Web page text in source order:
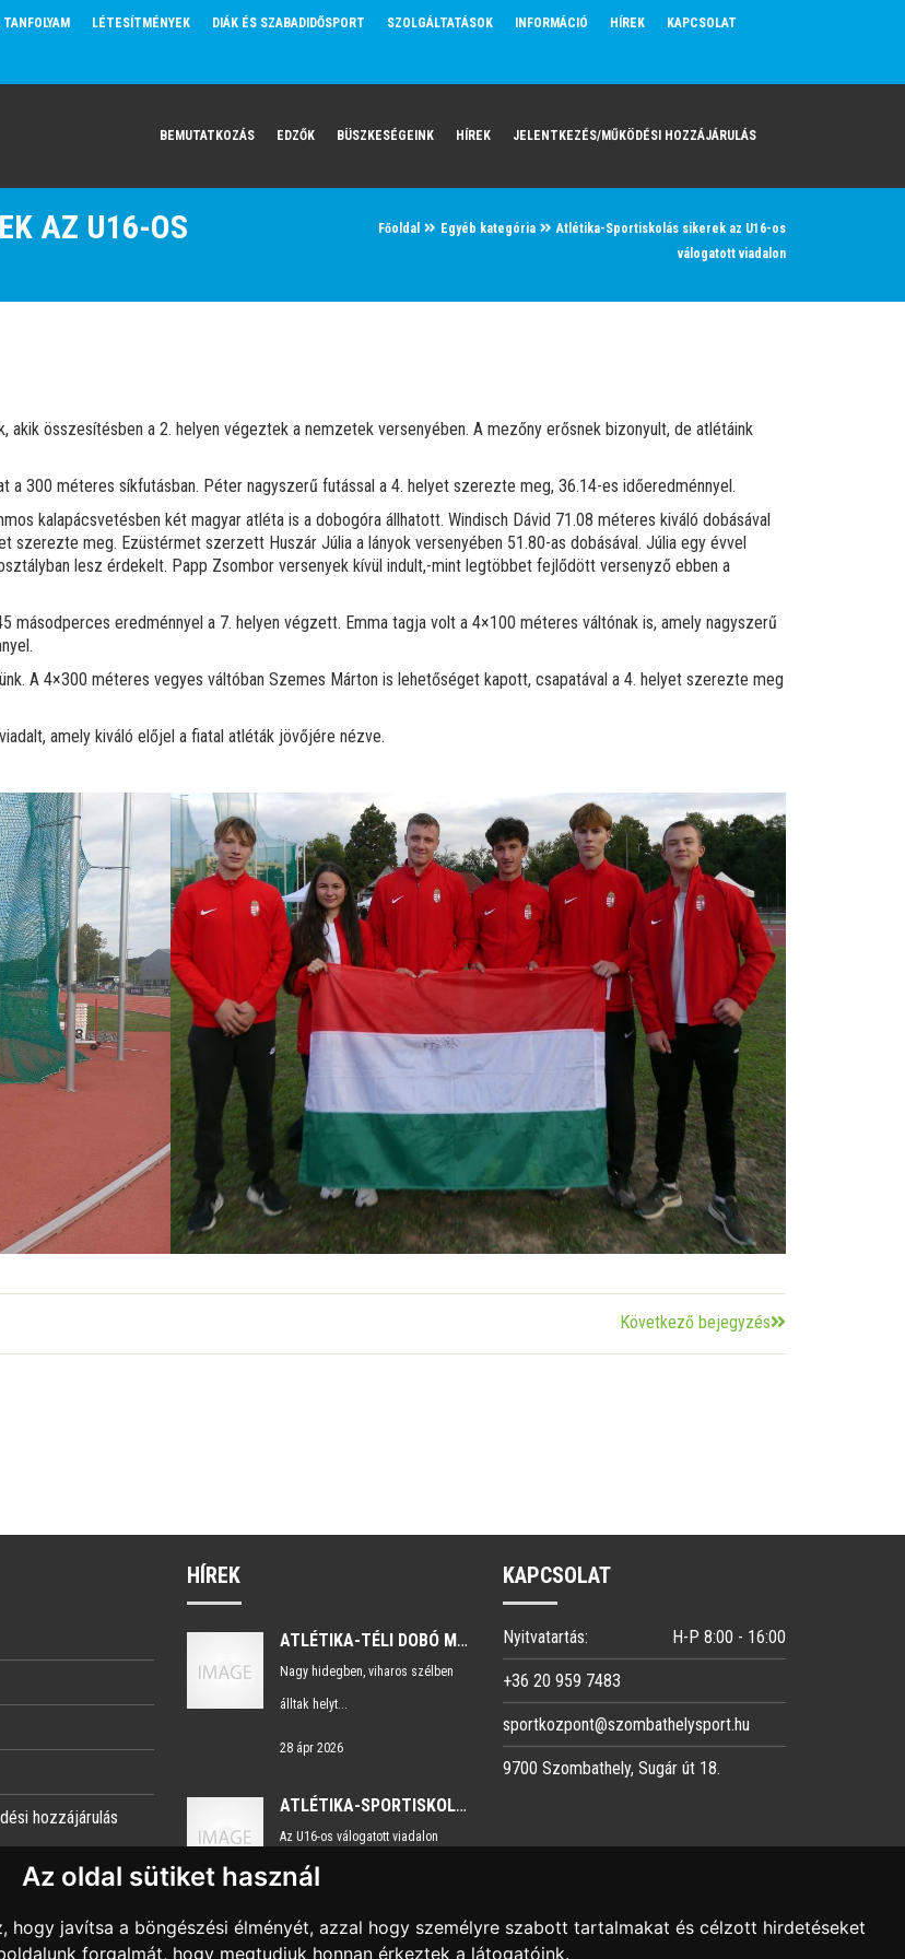
Az oldal sütiket használ
javítsa a böngészési élményét, azzal hogy személyre szabott tartalmakat és célzott hirdetéseket
forgalmát, hogy megtudjuk honnan érkeztek a látogatóink.
LÉTESÍTMÉNYEK DIÁK ÉS SZABADIDŐSPORT SZOLGÁLTATÁSOK INFORMÁCIÓ HÍREK KAPCSOLAT
BEMUTATKOZÁS EDZŐK BÜSZKESÉGEINK HÍREK JELENTKEZÉS/MŰKÖDÉSI HOZZÁJÁRULÁS
AZ U16-OS
Főoldal Egyéb kategória
Atlétika-Sportiskolás sikerek az U16-os
válogatott viadalon
összesítésben a 2. helyen végeztek a nemzetek versenyében. A mezőny erősnek bizonyult, de atlétáink
a 300 méteres síkfutásban. Péter nagyszerű futással a 4. helyet szerezte meg, 36.14-es időeredménnyel.
kalapácsvetésben két magyar atléta is a dobogóra állhatott. Windisch Dávid 71.08 méteres kiváló dobásával
meg. Ezüstérmet szerzett Huszár Júlia a lányok versenyében 51.80-as dobásával. Júlia egy évvel
lesz érdekelt. Papp Zsombor versenyek kívül indult,-mint legtöbbet fejlődött versenyző ebben a
másodperces eredménnyel a 7. helyen végzett. Emma tagja volt a 4×100 méteres váltónak is, amely nagyszerű
A 4×300 méteres vegyes váltóban Szemes Márton is lehetőséget kapott, csapatával a 4. helyet szerezte meg
amely kiváló előjel a fiatal atléták jövőjére nézve.
Következő bejegyzés
hozzájárulás
HÍREK
ATLÉTIKA-TÉLI DOBÓ MAGYAR BAJNOKSÁG
Nagy hidegben, viharos szélben
álltak helyt...
28 ápr 2026
ATLÉTIKA-SPORTISKOLÁS SIKEREK AZ U16-OS VÁLOGATOTT VIADALON
Az U16-os válogatott viadalon
ismét remekeltek...
KAPCSOLAT
Nyitvatartás: H-P 8:00 - 16:00
+36 20 959 7483
sportkozpont@szombathelysport.hu
9700 Szombathely, Sugár út 18.